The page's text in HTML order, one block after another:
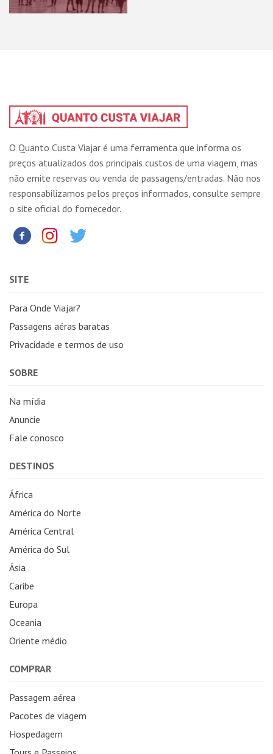
O Quanto Custa Viajar é uma ferramenta que informa os
preços atualizados dos principais custos de uma viagem, mas
não emite reservas ou venda de passagens/entradas. Não nos
responsabilizamos pelos preços informados, consulte sempre
o site oficial do fornecedor.
SITE
Para Onde Viajar?
Passagens aéras baratas
Privacidade e termos de uso
SOBRE
Na mídia
Anuncie
Fale conosco
DESTINOS
África
América do Norte
América Central
América do Sul
Ásia
Caribe
Europa
Oceania
Oriente médio
COMPRAR
Passagem aérea
Pacotes de viagem
Hospedagem